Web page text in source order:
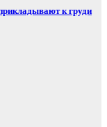
к груди